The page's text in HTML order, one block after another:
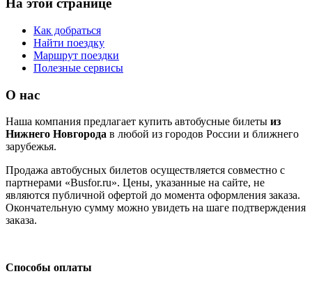
На этой странице
Как добраться
Найти поездку
Маршрут поездки
Полезные сервисы
О нас
Наша компания предлагает купить автобусные билеты из
Нижнего Новгорода в любой из городов России и ближнего
зарубежья.
Продажа автобусных билетов осуществляется совместно с
партнерами «Busfor.ru». Цены, указанные на сайте, не
являются публичной офертой до момента оформления заказа.
Окончательную сумму можно увидеть на шаге подтверждения
заказа.
Способы оплаты